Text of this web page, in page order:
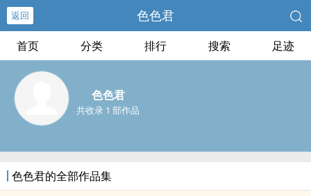
返回 ‎‌­色‌‍色­君
首页 分类 排行 搜索 足迹
‎‌­色‌‍色­君
共收录 1 部作品
‎‌­色‌‍色­君的全部作品集